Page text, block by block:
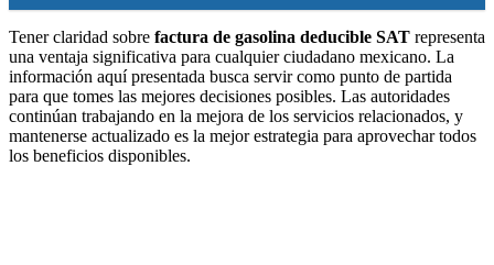
Tener claridad sobre factura de gasolina deducible SAT representa
una ventaja significativa para cualquier ciudadano mexicano. La
información aquí presentada busca servir como punto de partida
para que tomes las mejores decisiones posibles. Las autoridades
continúan trabajando en la mejora de los servicios relacionados, y
mantenerse actualizado es la mejor estrategia para aprovechar todos
los beneficios disponibles.